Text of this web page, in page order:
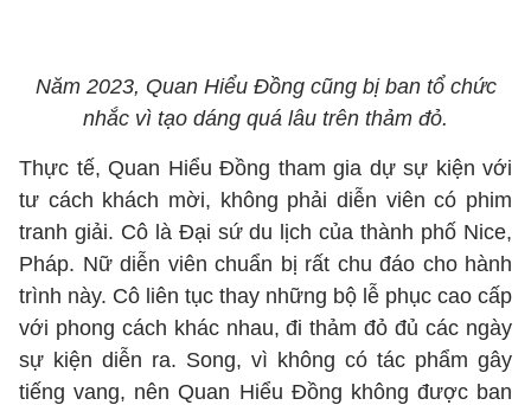
Năm 2023, Quan Hiểu Đồng cũng bị ban tổ chức
nhắc vì tạo dáng quá lâu trên thảm đỏ.
Thực tế, Quan Hiểu Đồng tham gia dự sự kiện với
tư cách khách mời, không phải diễn viên có phim
tranh giải. Cô là Đại sứ du lịch của thành phố Nice,
Pháp. Nữ diễn viên chuẩn bị rất chu đáo cho hành
trình này. Cô liên tục thay những bộ lễ phục cao cấp
với phong cách khác nhau, đi thảm đỏ đủ các ngày
sự kiện diễn ra. Song, vì không có tác phẩm gây
tiếng vang, nên Quan Hiểu Đồng không được ban